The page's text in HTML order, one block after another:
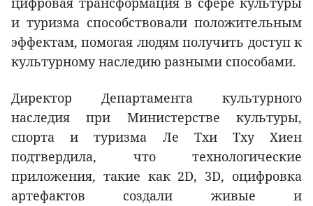
и туризма способствовали положительным
эффектам, помогая людям получить доступ к
культурному наследию разными способами.
Директор Департамента культурного
наследия при Министерстве культуры,
спорта и туризма Ле Тхи Тху Хиен
подтвердила, что технологические
приложения, такие как 2D, 3D, оцифровка
артефактов создали живые и